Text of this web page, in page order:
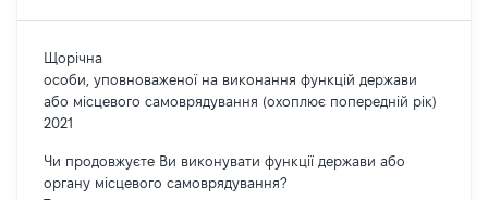
Щорічна
особи, уповноваженої на виконання функцій держави
або місцевого самоврядування (охоплює попередній рік)
2021
Чи продовжуєте Ви виконувати функції держави або
органу місцевого самоврядування?